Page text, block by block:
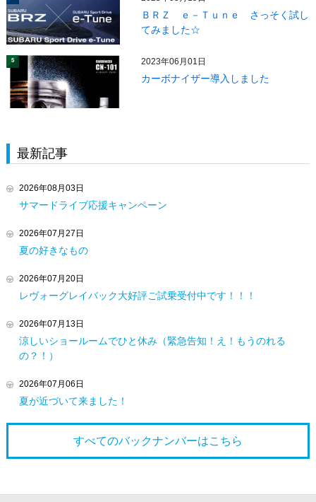
ＢＲＺ ｅ－Ｔｕｎｅ さっそく試し
てみました☆
5 2023年06月01日
カーボナイザー導入しました
最新記事
2026年08月03日
サマードライブ応援キャンペーン
2026年07月27日
夏の好きなもの
2026年07月20日
レヴォーグレイバック大好評ご試乗受付中です！！！
2026年07月13日
涼しいショールームでひと休み（緊急告知！え！もうのれる
の？！）
2026年07月06日
夏が近づいて来ました！
すべてのバックナンバーはこちら